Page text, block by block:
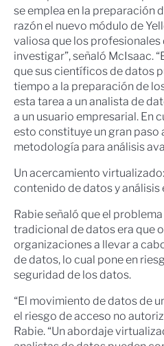
se emplea en la preparación
razón el nuevo módulo de
valiosa que los profesionales
investigar”, señaló McIsaac.
que sus científicos de datos
tiempo a la preparación de
esta tarea a un analista de
a un usuario empresarial. En
esto constituye un gran paso
metodología para análisis
Un acercamiento
contenido de datos y análisis
Rabie señaló que el
tradicional de datos era que
organizaciones a llevar a
de datos, lo cual pone en
seguridad de los datos.
“El movimiento de datos de
el riesgo de acceso no
Rabie. “Un abordaje